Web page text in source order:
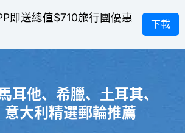
即送總值$710旅行團優惠
下載
耳他、希臘、土耳其、
意大利精選郵輪推薦